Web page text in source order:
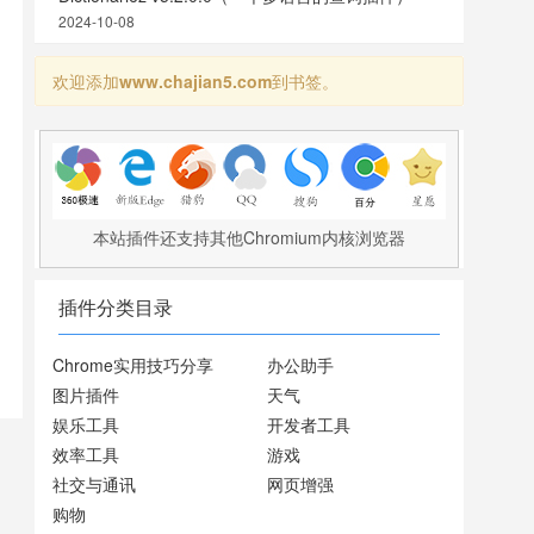
2024-10-08
欢迎添加www.chajian5.com到书签。
本站插件还支持其他Chromium内核浏览器
插件分类目录
Chrome实用技巧分享
办公助手
图片插件
天气
娱乐工具
开发者工具
效率工具
游戏
社交与通讯
网页增强
购物